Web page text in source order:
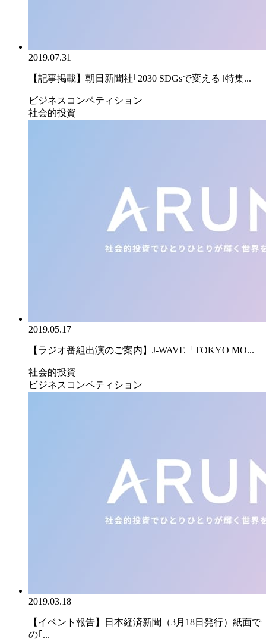
2019.07.31
【記事掲載】朝日新聞社｢2030 SDGsで変える｣特集...
ビジネスコンペティション
社会的投資
2019.05.17
【ラジオ番組出演のご案内】J-WAVE「TOKYO MO...
社会的投資
ビジネスコンペティション
2019.03.18
【イベント報告】日本経済新聞（3月18日発行）紙面で
の｢...